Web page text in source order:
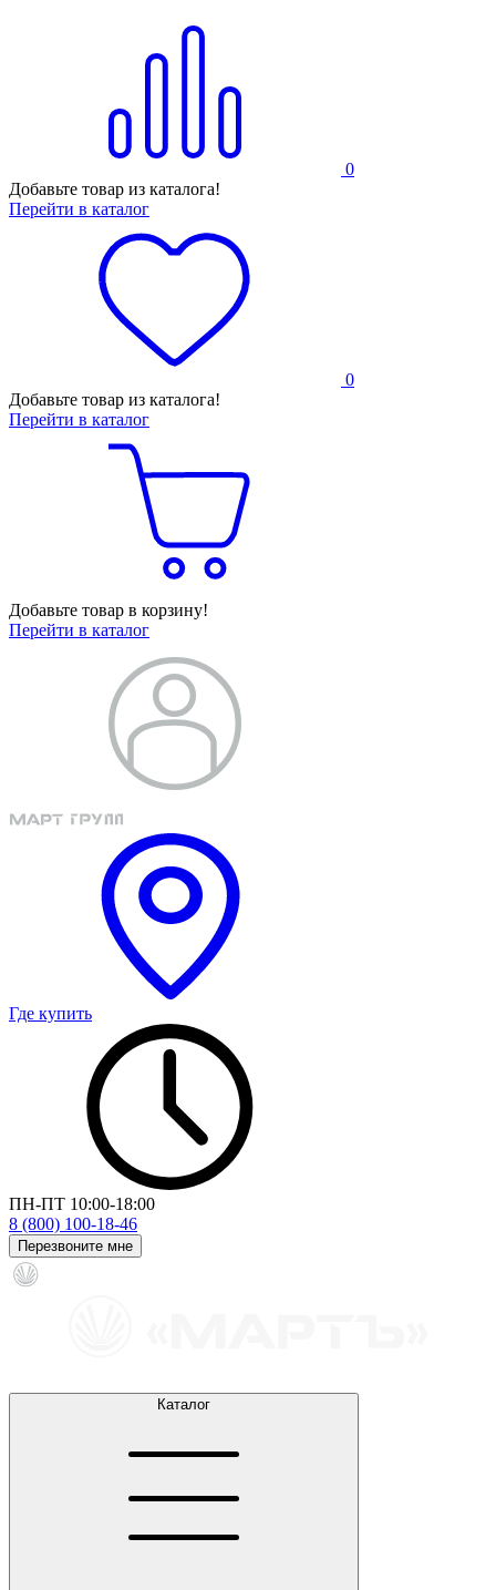
0
Добавьте товар из каталога!
Перейти в каталог
0
Добавьте товар из каталога!
Перейти в каталог
Добавьте товар в корзину!
Перейти в каталог
Где купить
ПН-ПТ 10:00-18:00
8 (800) 100-18-46
Перезвоните мне
Каталог